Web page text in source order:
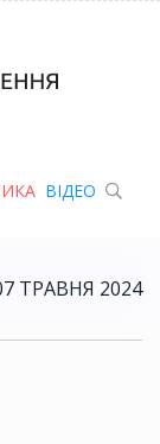
ВІДЕО
ТРАВНЯ 2024